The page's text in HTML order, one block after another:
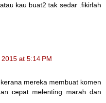
kau buat2 tak sedar .fikirlah
at 5:14 PM
mereka membuat komen
cepat melenting marah dan